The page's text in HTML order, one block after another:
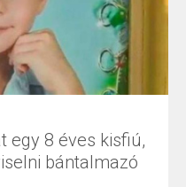
egy 8 éves kisfiú,
bántalmazó